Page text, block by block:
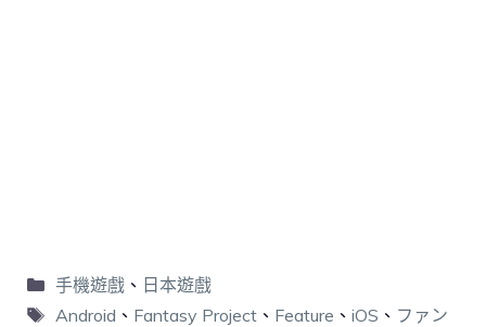
手機遊戲、 日本遊戲
Android 、 Fantasy Project、 Feature 、 iOS 、 ファン